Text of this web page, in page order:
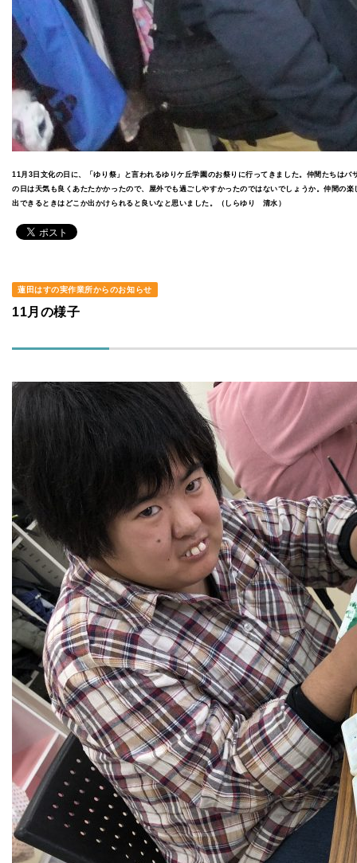
11月3日文化の日に、「ゆり祭」と言われるゆりケ丘学園のお祭りに行ってきました。仲間たちは
の日は天気も良くあたたかかったので、屋外でも過ごしやすかったのではないでしょうか。仲間の
出できるときはどこか出かけられると良いなと思いました。（しらゆり 清水）
蓮田はすの実作業所からのお知らせ
11月の様子